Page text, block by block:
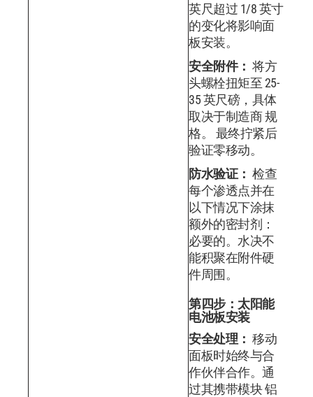
英尺超过 1/8 英寸
的变化将影响面
板安装。
安全附件： 将方
头螺栓扭矩至 25-
35 英尺磅，具体
取决于制造商 规
格。 最终拧紧后
验证零移动。
防水验证： 检查
每个渗透点并在
以下情况下涂抹
额外的密封剂：
必要的。水决不
能积聚在附件硬
件周围。
第四步：太阳能
电池板安装
安全处理： 移动
面板时始终与合
作伙伴合作。通
过其携带模块 铝